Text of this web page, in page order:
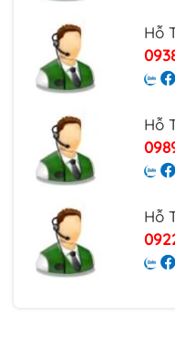
Hỗ
Hỗ
Hỗ